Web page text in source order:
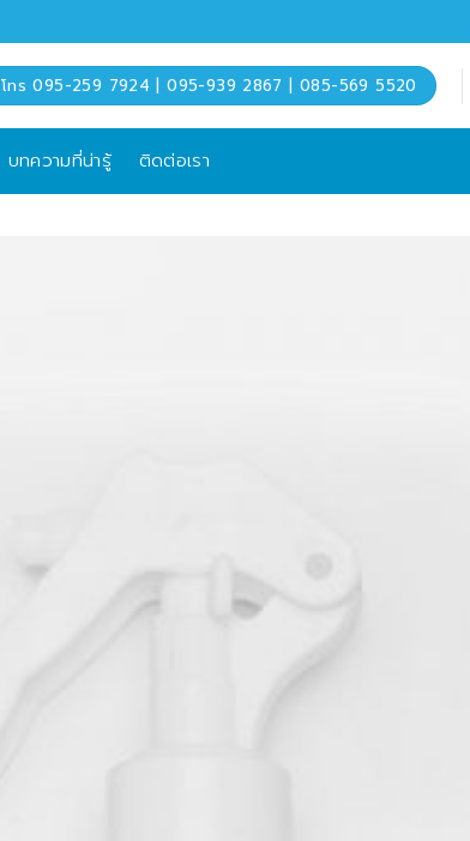
โทร 095-259 7924 | 095-939 2867 | 085-569 5520
บทความที่น่ารู้ ติดต่อเรา